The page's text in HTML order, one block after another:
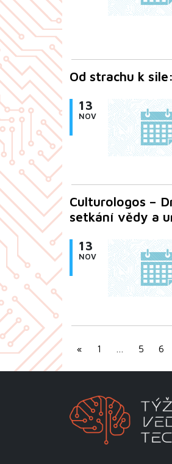
Od strachu k
13
NOV
Culturologos –
setkání vědy a
13
NOV
« 1 5 6